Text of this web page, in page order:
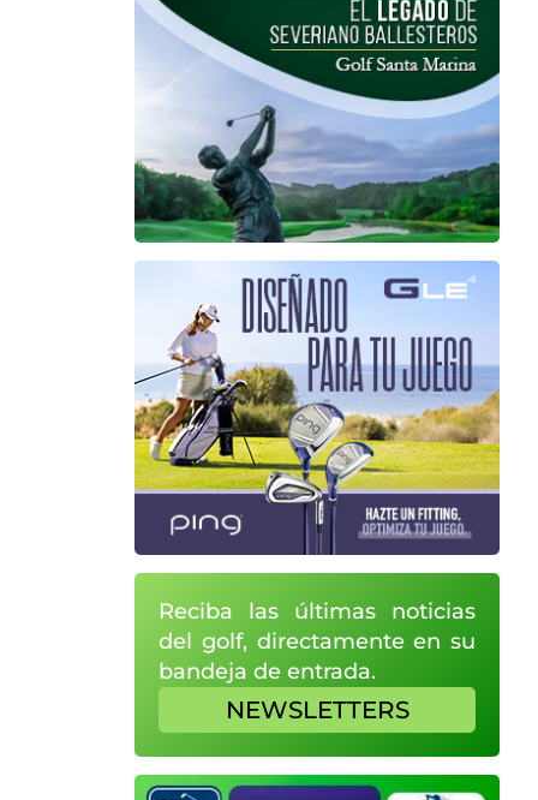
Reciba las últimas noticias
del golf, directamente en su
bandeja de entrada.
NEWSLETTERS